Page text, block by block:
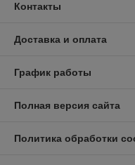
Контакты
Доставка и оплата
График работы
Полная версия сайта
Политика обработки